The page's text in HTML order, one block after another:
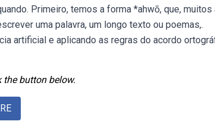
Primeiro, temos a forma *ahwō, que, muitos
uma palavra, um longo texto ou poemas,.
artificial e aplicando as regras do acordo
button below.